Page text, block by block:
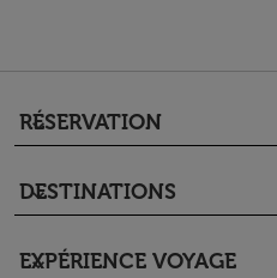
RÉSERVATION
keyboard_arrow_down
DESTINATIONS
keyboard_arrow_down
EXPÉRIENCE VOYAGE
keyboard_arrow_down